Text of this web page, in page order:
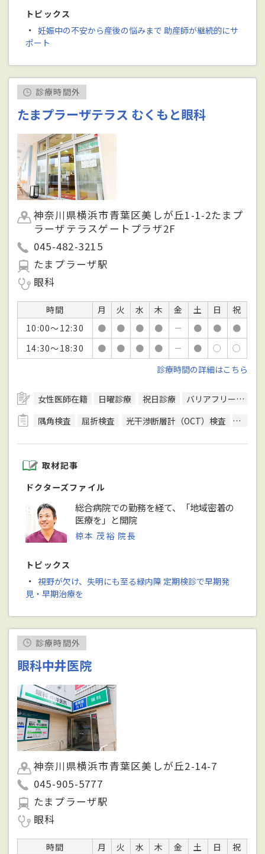
トピックス
・ 妊娠中の不安から産後の悩みまで 助産師が継続的にサ
ポート
診療時間外
たまプラーザテラス むくもと眼科
神奈川県横浜市青葉区美しが丘1-1-2たまプ
ラーザテラスゲートプラザ2F
045-482-3215
たまプラーザ駅
眼科
時間 月 火 水 木 金 土 日
祝
10:00～12:30
● ● ● ● － ● ●
●
14:30～18:30
● ● ● ● － ● ○
○
診療時間の詳細はこちら
女性医師在籍 日曜診療 祝日診療 バリアフリー対応
隅角検査
屈折検査 光干渉断層計（OCT）検査 視野検
取材記事
ドクターズファイル
総合病院での勤務を経て、「地域密着の
医療を」と開院
椋本 茂裕 院長
トピックス
・ 視野が欠け、失明にも至る緑内障 定期検診で早期発
見・早期治療を
診療時間外
眼科中井医院
神奈川県横浜市青葉区美しが丘2-14-7
045-905-5777
たまプラーザ駅
眼科
時間 月 火 水 木 金 土 日
祝